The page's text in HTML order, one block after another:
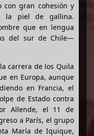
con gran cohesión y
la piel de gallina.
que en lengua
del sur de Chile—
carrera de los Quila
en Europa, aunque
en Francia, el
de Estado contra
Allende, el 11 de
a París, el grupo
María de Iquique,